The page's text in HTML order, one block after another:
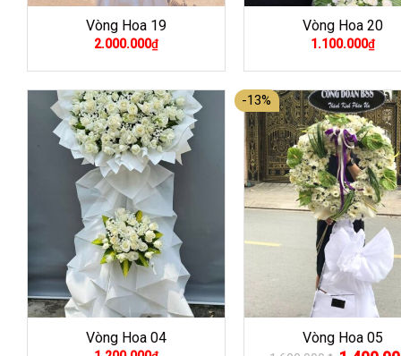
Vòng Hoa 19
2.000.000₫
Vòng Hoa 20
1.100.000₫
Vòng Hoa 04
-13%
Vòng Hoa 05